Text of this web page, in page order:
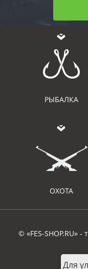
РЫБАЛКА
ОХОТА
© «FES-SHOP.RU»
Для